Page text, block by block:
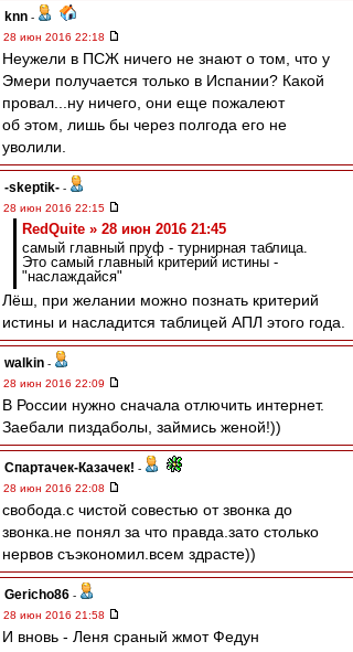
knn -
28 июн 2016 22:18
Неужели в ПСЖ ничего не знают о том, что у
Эмери получается только в Испании? Какой
провал...ну ничего, они еще пожалеют
об этом, лишь бы через полгода его не
уволили.
-skeptik- -
28 июн 2016 22:15
RedQuite » 28 июн 2016 21:45
самый главный пруф - турнирная таблица.
Это самый главный критерий истины -
"наслаждайся"
Лёш, при желании можно познать критерий
истины и насладится таблицей АПЛ этого года.
walkin -
28 июн 2016 22:09
В России нужно сначала отлючить интернет.
Заебали пиздаболы, займись женой!))
Спартачек-Казачек! -
28 июн 2016 22:08
свобода.с чистой совестью от звонка до
звонка.не понял за что правда.зато столько
нервов съэкономил.всем здрасте))
Gericho86 -
28 июн 2016 21:58
И вновь - Леня сраный жмот Федун